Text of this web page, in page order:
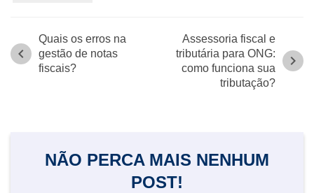
Quais os erros na
gestão de notas
fiscais?
chevron_left
Assessoria fiscal e
tributária para ONG:
como funciona sua
tributação?
chevron_right
NÃO PERCA MAIS NENHUM
POST!